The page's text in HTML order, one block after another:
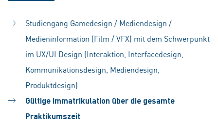
Studiengang Gamedesign / Mediendesign /
Medieninformation (Film / VFX) mit dem Schwerpunkt
im UX/UI Design (Interaktion, Interfacedesign,
Kommunikationsdesign, Mediendesign,
Produktdesign)
Gültige Immatrikulation über die gesamte
Praktikumszeit